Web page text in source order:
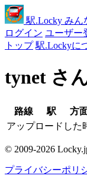
駅.Locky みん
ログイン ユーザー
トップ 駅.Lockyに
tynet さ
路線 駅 方
アップロードした
© 2009-2026
プライバシーポリ